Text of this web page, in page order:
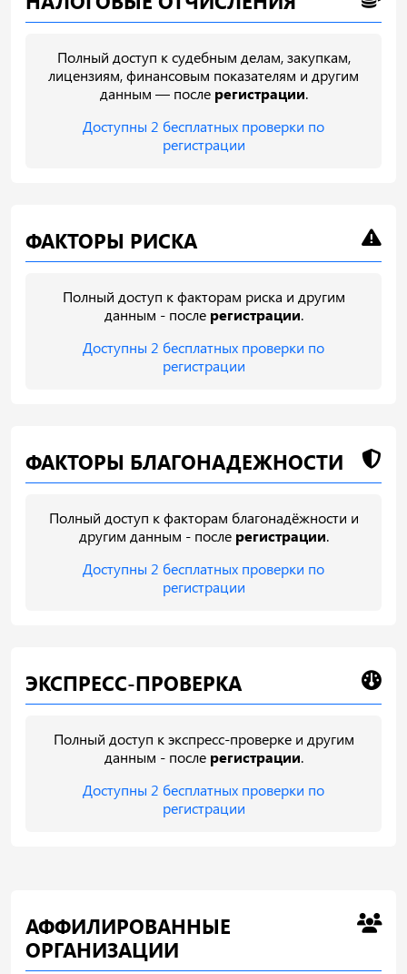
Полный доступ к судебным делам, закупкам,
лицензиям, финансовым показателям и другим
данным — после регистрации.
Доступны 2 бесплатных проверки по
регистрации
ФАКТОРЫ РИСКА
Полный доступ к факторам риска и другим
данным - после регистрации.
Доступны 2 бесплатных проверки по
регистрации
ФАКТОРЫ БЛАГОНАДЕЖНОСТИ
Полный доступ к факторам благонадёжности и
другим данным - после регистрации.
Доступны 2 бесплатных проверки по
регистрации
ЭКСПРЕСС-ПРОВЕРКА
Полный доступ к экспресс-проверке и другим
данным - после регистрации.
Доступны 2 бесплатных проверки по
регистрации
АФФИЛИРОВАННЫЕ
ОРГАНИЗАЦИИ